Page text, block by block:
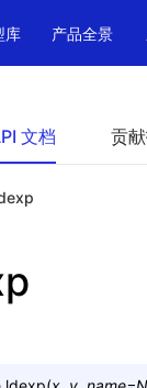
库 产品全景
文档 贡